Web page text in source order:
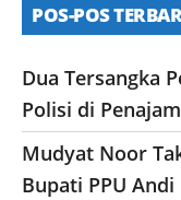
POS-POS
Dua Tersangka
Polisi di Penajam
Mudyat Noor
Bupati PPU